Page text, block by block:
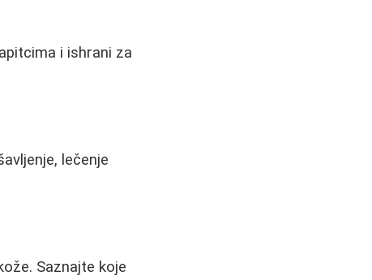
i ishrani za
lečenje
Saznajte koje